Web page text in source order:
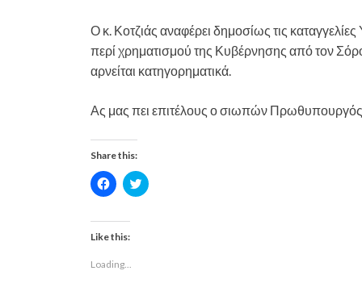
Ο κ. Κοτζιάς αναφέρει δημοσίως τις
περί χρηματισμού της Κυβέρνησης από τον
αρνείται κατηγορηματικά.
Ας μας πει επιτέλους ο σιωπών Πρωθυπουργός
Share this:
C
l
k
t
o
h
C
l
Like this:
Loading...